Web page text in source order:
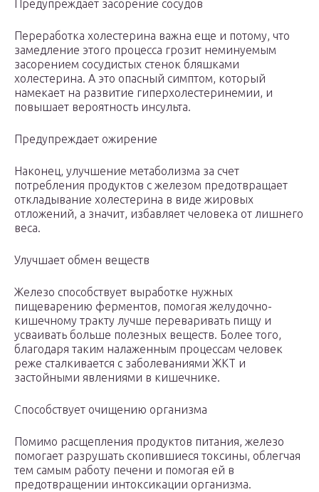
Предупреждает засорение сосудов
Переработка холестерина важна еще и потому, что
замедление этого процесса грозит неминуемым
засорением сосудистых стенок бляшками
холестерина. А это опасный симптом, который
намекает на развитие гиперхолестеринемии, и
повышает вероятность инсульта.
Предупреждает ожирение
Наконец, улучшение метаболизма за счет
потребления продуктов с железом предотвращает
откладывание холестерина в виде жировых
отложений, а значит, избавляет человека от лишнего
веса.
Улучшает обмен веществ
Железо способствует выработке нужных
пищеварению ферментов, помогая желудочно-
кишечному тракту лучше переваривать пищу и
усваивать больше полезных веществ. Более того,
благодаря таким налаженным процессам человек
реже сталкивается с заболеваниями ЖКТ и
застойными явлениями в кишечнике.
Способствует очищению организма
Помимо расщепления продуктов питания, железо
помогает разрушать скопившиеся токсины, облегчая
тем самым работу печени и помогая ей в
предотвращении интоксикации организма.